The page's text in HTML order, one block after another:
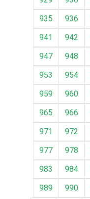
935
936
941
942
947
948
953
954
959
960
965
966
971
972
977
978
983
984
989
990